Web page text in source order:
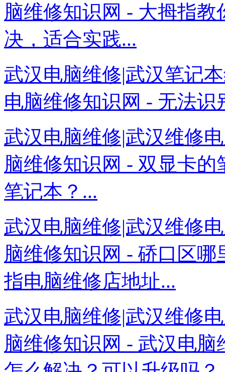
脑维修知识网 - 大拇指
决，适合实践...
武汉电脑维修|武汉笔记
电脑维修知识网 - 无法识
武汉电脑维修|武汉维修
脑维修知识网 - 双显卡
笔记本？...
武汉电脑维修|武汉维修
脑维修知识网 - 硚口区
指电脑维修店地址...
武汉电脑维修|武汉维修
脑维修知识网 - 武汉电